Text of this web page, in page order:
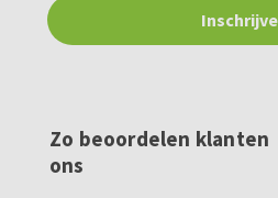
Zo beoordelen klanten
ons